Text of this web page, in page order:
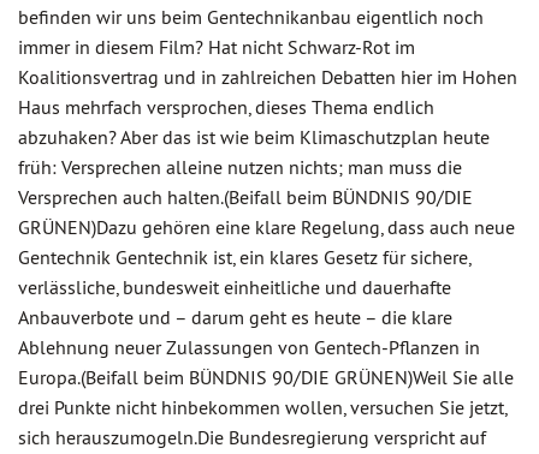
befinden wir uns beim Gentechnikanbau eigentlich noch
immer in diesem Film? Hat nicht Schwarz-Rot im
Koalitionsvertrag und in zahlreichen Debatten hier im Hohen
Haus mehrfach versprochen, dieses Thema endlich
abzuhaken? Aber das ist wie beim Klimaschutzplan heute
früh: Versprechen alleine nutzen nichts; man muss die
Versprechen auch halten.(Beifall beim BÜNDNIS 90/DIE
GRÜNEN)Dazu gehören eine klare Regelung, dass auch neue
Gentechnik Gentechnik ist, ein klares Gesetz für sichere,
verlässliche, bundesweit einheitliche und dauerhafte
Anbauverbote und – darum geht es heute – die klare
Ablehnung neuer Zulassungen von Gentech-Pflanzen in
Europa.(Beifall beim BÜNDNIS 90/DIE GRÜNEN)Weil Sie alle
drei Punkte nicht hinbekommen wollen, versuchen Sie jetzt,
sich herauszumogeln.Die Bundesregierung verspricht auf